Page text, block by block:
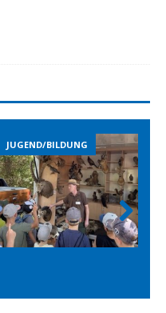
JUGEND/BILDUNG
Nex
t